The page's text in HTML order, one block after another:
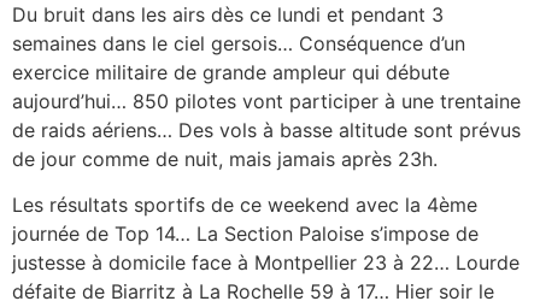
Du bruit dans les airs dès ce lundi et pendant 3
semaines dans le ciel gersois… Conséquence d’un
exercice militaire de grande ampleur qui débute
aujourd’hui… 850 pilotes vont participer à une trentaine
de raids aériens… Des vols à basse altitude sont prévus
de jour comme de nuit, mais jamais après 23h.
Les résultats sportifs de ce weekend avec la 4ème
journée de Top 14… La Section Paloise s’impose de
justesse à domicile face à Montpellier 23 à 22… Lourde
défaite de Biarritz à La Rochelle 59 à 17… Hier soir le